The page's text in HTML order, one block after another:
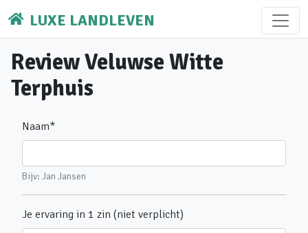
LUXE LANDLEVEN
Review Veluwse Witte
Terphuis
Naam*
Bijv: Jan Jansen
Je ervaring in 1 zin (niet verplicht)